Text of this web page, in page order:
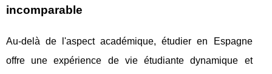
incomparable
Au-delà de l'aspect académique, étudier en Espagne
offre une expérience de vie étudiante dynamique et